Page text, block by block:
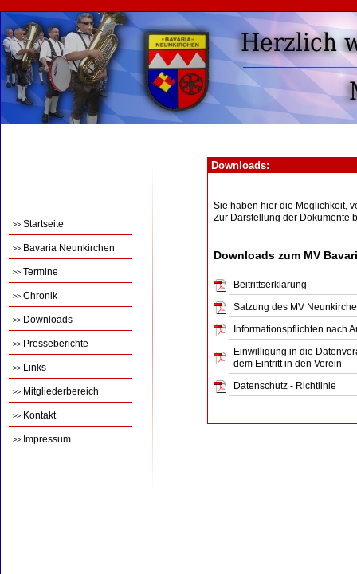
>> Startseite
>> Bavaria Neunkirchen
>> Termine
>> Chronik
>> Downloads
>> Presseberichte
>> Links
>> Mitgliederbereich
>> Kontakt
>> Impressum
Downloads:
Sie haben hier die Möglichkeit,
Zur Darstellung der Dokumente
Downloads zum MV
Beitrittserklärung
Satzung des MV
Informationspflichten nach
Einwilligung in die
dem Eintritt in den Verein
Datenschutz - Richtlinie